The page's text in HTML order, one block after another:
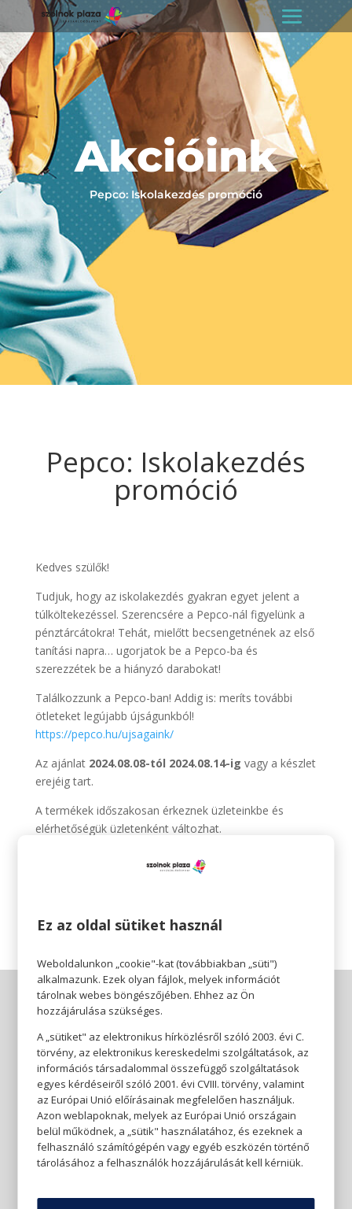
Akcióink
Pepco: Iskolakezdés promóció
Pepco: Iskolakezdés
promóció
Kedves szülők!
Tudjuk, hogy az iskolakezdés gyakran egyet jelent a
túlköltekezéssel. Szerencsére a Pepco-nál figyelünk a
pénztárcátokra! Tehát, mielőtt becsengetnének az első
tanítási napra… ugorjatok be a Pepco-ba és
szerezzétek be a hiányzó darabokat!
Találkozzunk a Pepco-ban! Addig is: meríts további
ötleteket legújabb újságunkból!
https://pepco.hu/ujsagaink/
Az ajánlat 2024.08.08-tól 2024.08.14-ig vagy a készlet
erejéig tart.
A termékek időszakosan érkeznek üzleteinkbe és
elérhetőségük üzletenként változhat.
Ez az oldal sütiket használ
Weboldalunkon „cookie"-kat (továbbiakban „süti")
alkalmazunk. Ezek olyan fájlok, melyek információt
tárolnak webes böngészőjében. Ehhez az Ön
hozzájárulása szükséges.
A „sütiket" az elektronikus hírközlésről szóló 2003. évi C.
törvény, az elektronikus kereskedelmi szolgáltatások, az
információs társadalommal összefüggő szolgáltatások
egyes kérdéseiről szóló 2001. évi CVIII. törvény, valamint
az Európai Unió előírásainak megfelelően használjuk.
Azon weblapoknak, melyek az Európai Unió országain
belül működnek, a „sütik" használatához, és ezeknek a
felhasználó számítógépén vagy egyéb eszközén történő
tárolásához a felhasználók hozzájárulását kell kérniük.